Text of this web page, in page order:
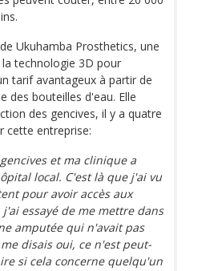
Ukuhamba Prosthetics, une
technologie 3D pour
tarif avantageux à partir de
des bouteilles d'eau. Elle
des gencives, il y a quatre
cette entreprise:
et ma clinique a
local. C'est là que j'ai vu
pour avoir accès aux
essayé de me mettre dans
amputée qui n'avait pas
disais oui, ce n'est peut-
si cela concerne quelqu'un